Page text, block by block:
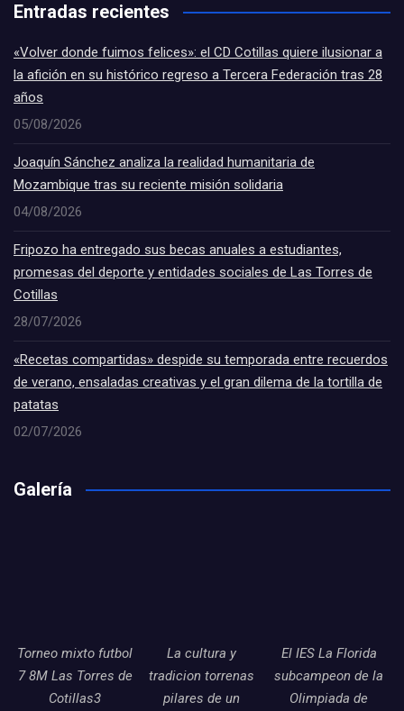
Entradas recientes
«Volver donde fuimos felices»: el CD Cotillas quiere ilusionar a
la afición en su histórico regreso a Tercera Federación tras 28
años
05/08/2026
Joaquín Sánchez analiza la realidad humanitaria de
Mozambique tras su reciente misión solidaria
04/08/2026
Fripozo ha entregado sus becas anuales a estudiantes,
promesas del deporte y entidades sociales de Las Torres de
Cotillas
28/07/2026
«Recetas compartidas» despide su temporada entre recuerdos
de verano, ensaladas creativas y el gran dilema de la tortilla de
patatas
02/07/2026
Galería
Torneo mixto futbol
7 8M Las Torres de
Cotillas3
La cultura y
tradicion torrenas
pilares de un
El IES La Florida
subcampeon de la
Olimpiada de